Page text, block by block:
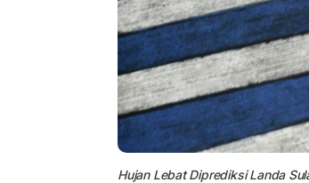
Hujan Lebat Diprediksi Landa